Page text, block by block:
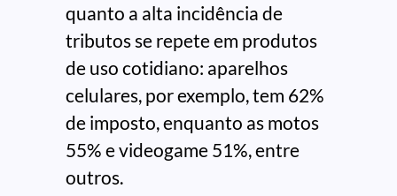
quanto a alta incidência de
tributos se repete em produtos
de uso cotidiano: aparelhos
celulares, por exemplo, tem 62%
de imposto, enquanto as motos
55% e videogame 51%, entre
outros.